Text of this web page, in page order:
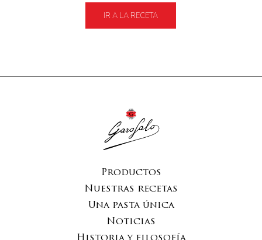
IR A LA RECETA
Productos
Nuestras recetas
Una pasta única
Noticias